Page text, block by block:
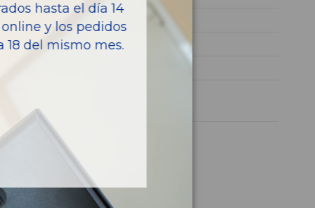
116CV 85KW
hasta el día 14
y los pedidos
del mismo mes.